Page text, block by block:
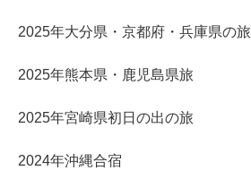
2025年大分県・京都府・兵庫県の旅
2025年熊本県・鹿児島県旅
2025年宮崎県初日の出の旅
2024年沖縄合宿